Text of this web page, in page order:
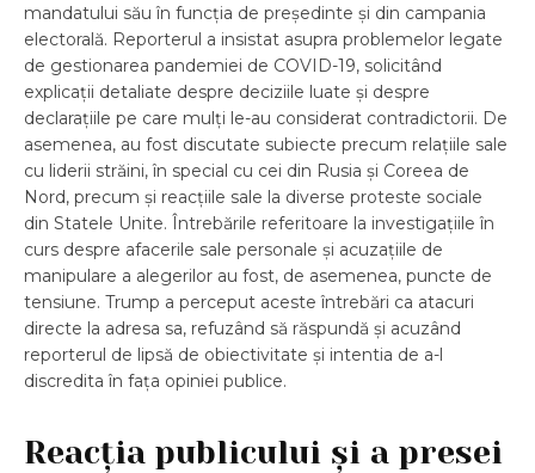
mandatului său în funcția de președinte și din campania
electorală. Reporterul a insistat asupra problemelor legate
de gestionarea pandemiei de COVID-19, solicitând
explicații detaliate despre deciziile luate și despre
declarațiile pe care mulți le-au considerat contradictorii. De
asemenea, au fost discutate subiecte precum relațiile sale
cu liderii străini, în special cu cei din Rusia și Coreea de
Nord, precum și reacțiile sale la diverse proteste sociale
din Statele Unite. Întrebările referitoare la investigațiile în
curs despre afacerile sale personale și acuzațiile de
manipulare a alegerilor au fost, de asemenea, puncte de
tensiune. Trump a perceput aceste întrebări ca atacuri
directe la adresa sa, refuzând să răspundă și acuzând
reporterul de lipsă de obiectivitate și intentia de a-l
discredita în fața opiniei publice.
Reacția publicului și a presei